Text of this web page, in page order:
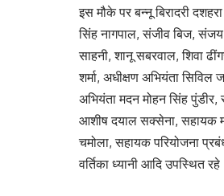
इस मौके पर बन्नू बिरादरी
सिंह नागपाल, संजीव बिज, संजय
साहनी, शानू सबरवाल, शिवा
शर्मा, अधीक्षण अभियंता सिविल
अभियंता मदन मोहन सिंह पुंडीर,
आशीष दयाल सक्सेना, सहायक
चमोला, सहायक परियोजना
वर्तिका ध्यानी आदि उपस्थित